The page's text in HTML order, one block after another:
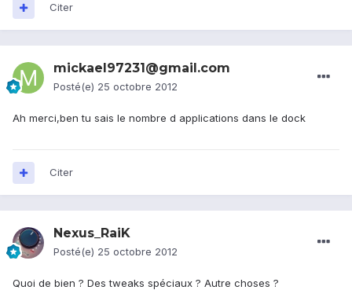
Citer
mickael97231@gmail.com
Posté(e) 25 octobre 2012
Ah merci,ben tu sais le nombre d applications dans le dock
Citer
Nexus_RaiK
Posté(e) 25 octobre 2012
Quoi de bien ? Des tweaks spéciaux ? Autre choses ?